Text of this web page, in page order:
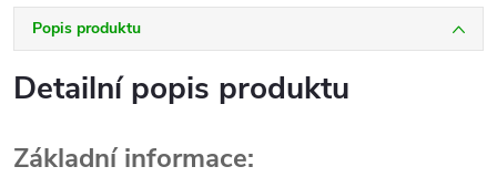
Popis produktu
Detailní popis produktu
Základní informace: